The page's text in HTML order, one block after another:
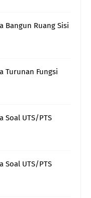
Bangun Ruang Sisi
Turunan Fungsi
Soal UTS/PTS
Soal UTS/PTS